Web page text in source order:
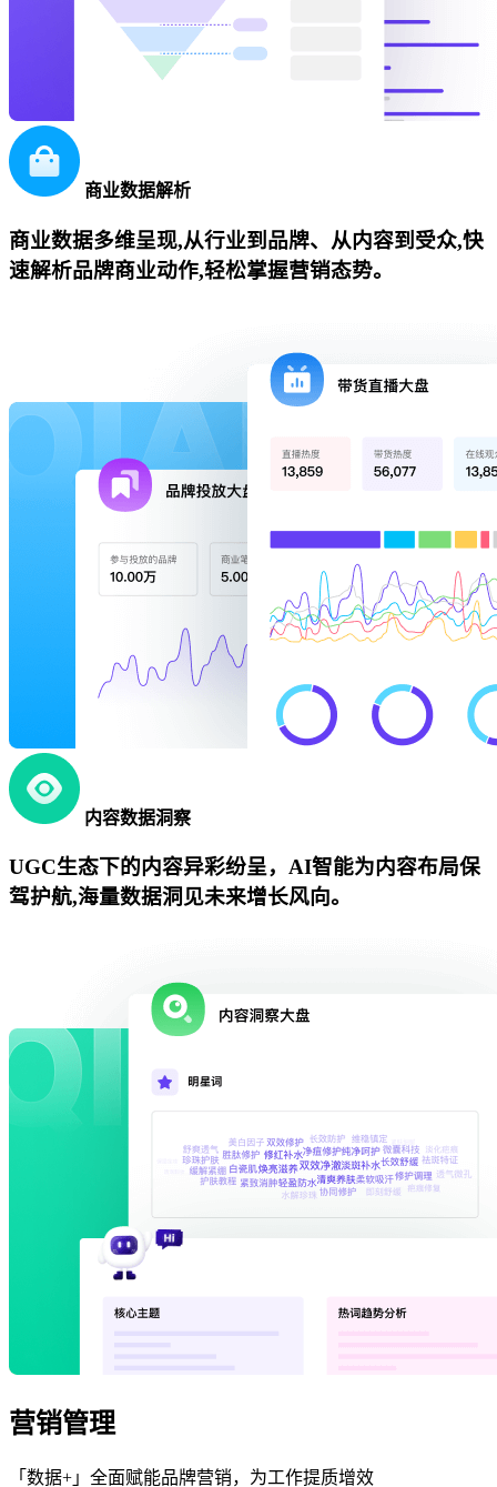
商业数据解析
商业数据多维呈现,从行业到品牌、从内容到受众,快
速解析品牌商业动作,轻松掌握营销态势。
内容数据洞察
UGC生态下的内容异彩纷呈，AI智能为内容布局保
驾护航,海量数据洞见未来增长风向。
营销管理
「数据+」全面赋能品牌营销，为工作提质增效